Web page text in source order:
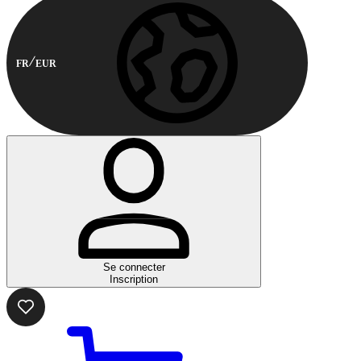
FR EUR
Se connecter
Inscription